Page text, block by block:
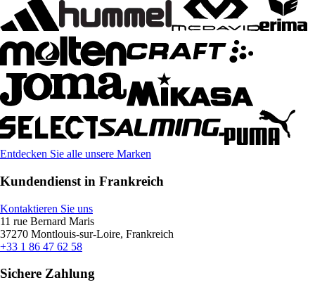
Entdecken Sie alle unsere Marken
Kundendienst in Frankreich
Kontaktieren Sie uns
11 rue Bernard Maris
37270 Montlouis-sur-Loire, Frankreich
+33 1 86 47 62 58
Sichere Zahlung